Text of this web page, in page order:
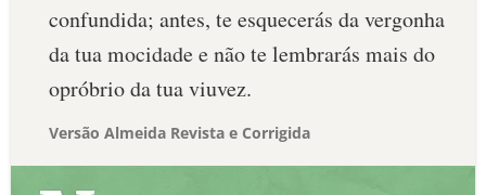
confundida; antes, te esquecerás da vergonha
da tua mocidade e não te lembrarás mais do
opróbrio da tua viuvez.
Versão Almeida Revista e Corrigida